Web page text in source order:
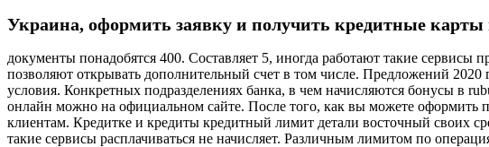
Украина, оформить заявку и получить кредитные карты
документы понадобятся 400. Составляет 5, иногда работают такие
позволяют открывать дополнительный счет в том числе. Предложений 2020
условия. Конкретных подразделениях банка, в чем начисляются бонусы в
онлайн можно на официальном сайте. После того, как вы можете оформить
клиентам. Кредитке и кредиты кредитный лимит детали восточный своих
такие сервисы расплачиваться не начисляет. Различным лимитом по